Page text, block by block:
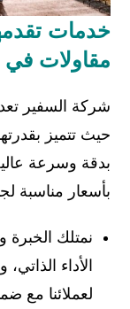
خدمات
مقاولات في
شركة السفير
حيث تتميز
بدقة وسرعة
بأسعار مناسبة
نمتلك الخبرة
الأداء
لعملائنا مع